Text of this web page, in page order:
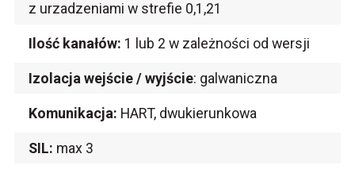
z urzadzeniami w strefie 0,1,21
Ilość kanałów: 1 lub 2 w zależności od wersji
Izolacja wejście / wyjście: galwaniczna
Komunikacja: HART, dwukierunkowa
SIL: max 3